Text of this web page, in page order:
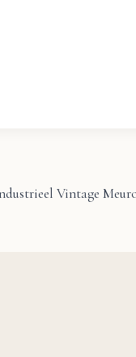
Vintage